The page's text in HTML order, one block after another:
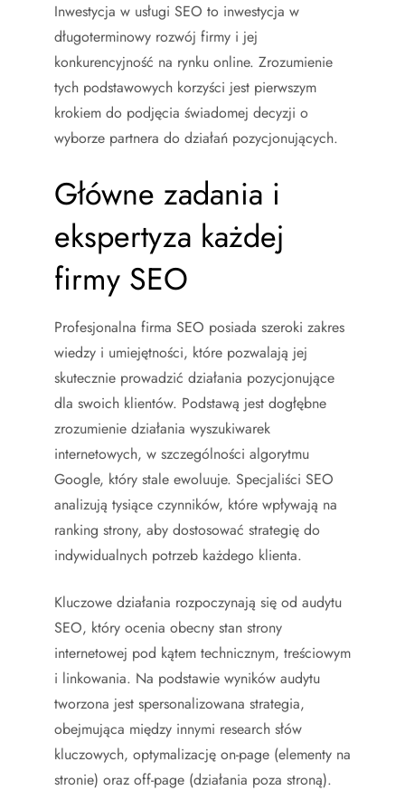
Inwestycja w usługi SEO to inwestycja w
długoterminowy rozwój firmy i jej
konkurencyjność na rynku online. Zrozumienie
tych podstawowych korzyści jest pierwszym
krokiem do podjęcia świadomej decyzji o
wyborze partnera do działań pozycjonujących.
Główne zadania i
ekspertyza każdej
firmy SEO
Profesjonalna firma SEO posiada szeroki zakres
wiedzy i umiejętności, które pozwalają jej
skutecznie prowadzić działania pozycjonujące
dla swoich klientów. Podstawą jest dogłębne
zrozumienie działania wyszukiwarek
internetowych, w szczególności algorytmu
Google, który stale ewoluuje. Specjaliści SEO
analizują tysiące czynników, które wpływają na
ranking strony, aby dostosować strategię do
indywidualnych potrzeb każdego klienta.
Kluczowe działania rozpoczynają się od audytu
SEO, który ocenia obecny stan strony
internetowej pod kątem technicznym, treściowym
i linkowania. Na podstawie wyników audytu
tworzona jest spersonalizowana strategia,
obejmująca między innymi research słów
kluczowych, optymalizację on-page (elementy na
stronie) oraz off-page (działania poza stroną).